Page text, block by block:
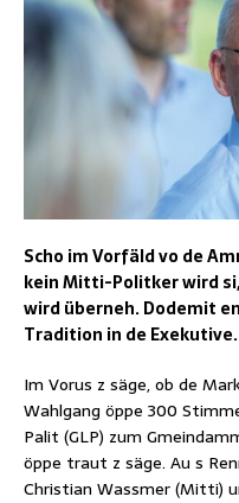
Scho im Vorfäld vo de
kein Mitti-Politker wird
wird überneh. Dodemit
Tradition in de Exekutive.
Im Vorus z säge, ob de
Wahlgang öppe 300
Palit (GLP) zum
öppe traut z säge. Au s
Christian Wassmer (Mitti)